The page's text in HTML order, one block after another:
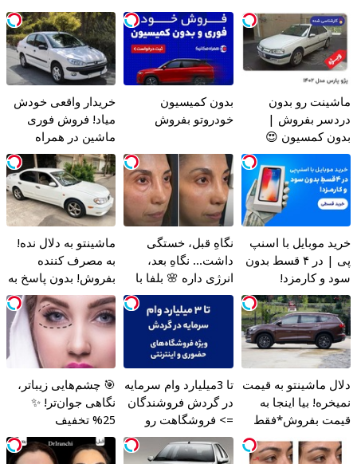
ماشینت رو بدون
دردسر بفروش |
بدون کمسیون 😍
بدون کمیسیون
خودروتو بفروش
خریدار واقعی خودش
میاد! فروش فوری
ماشین در همراه
مکانیک
خرید موبایل با اسنپ
پی | در ۴ قسط بدون
سود و کارمزد!
نگاهِ قبل، خستگی
داشت... نگاهِ بعد،
انرژی داره 🌸 بلفا با
25% تخفیف
ماشینتو به دلال نده!
به مصرف کننده
بفروش! بدون پاسخ به
یک تماس
دلال ماشینتو به قیمت
نمیخره! بیا اینجا به
قیمت بفروش*فقط
خریدار واقعی*
تا 3میلیارد وام سرمایه
در گردش فروشندگان
=> فروشگاهت رو
ثبت کن
🎯 چشم‌هایی زیباتر،
نگاهی جوان‌تر! ✨
25% تخفیف
بلفاروپلاستی